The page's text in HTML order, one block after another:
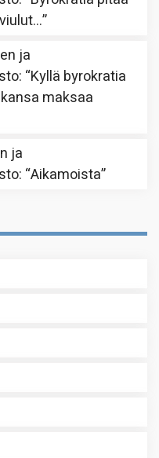
”
ja
: “Kyllä byrokratia
maksaa
ja
: “Aikamoista”